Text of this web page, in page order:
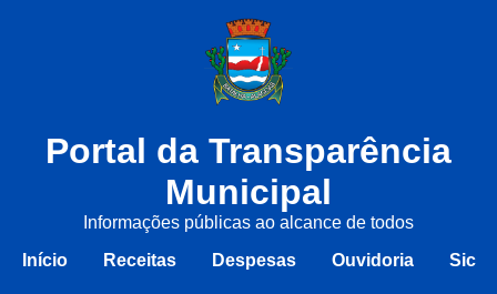
Portal da Transparência
Municipal
Informações públicas ao alcance de todos
Início
Receitas Despesas Ouvidoria Sic